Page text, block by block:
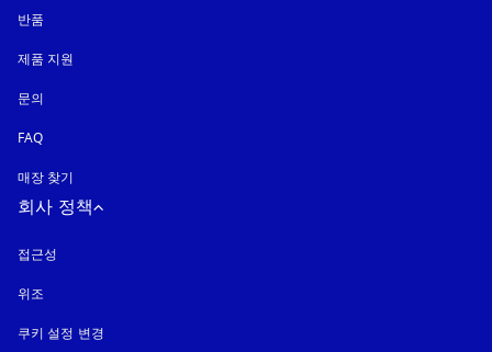
반품
제품 지원
문의
FAQ
매장 찾기
회사 정책
접근성
위조
쿠키 설정 변경